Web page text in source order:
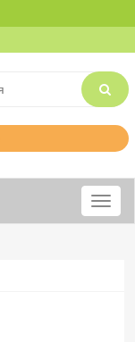
Меню